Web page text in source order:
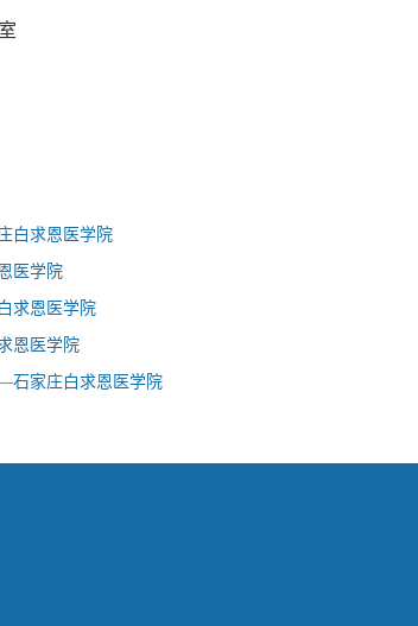
白求恩医学院
医学院
求恩医学院
恩医学院
石家庄白求恩医学院